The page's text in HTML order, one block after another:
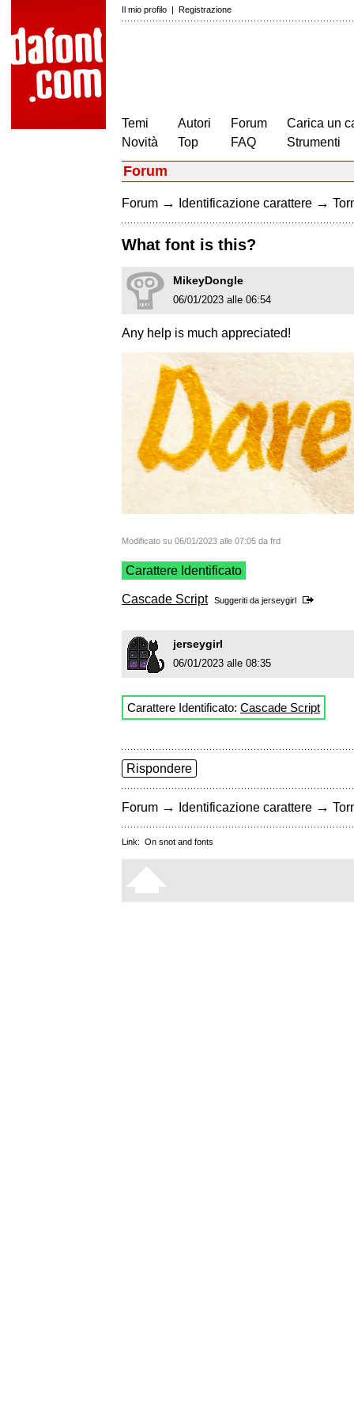
Il mio profilo | Registrazione
Temi
Novità
Autori
Top
Forum
FAQ
Carica un
Strumenti
Forum
Forum → Identificazione carattere →
What font is this?
MikeyDongle
06/01/2023 alle 06:54
Any help is much appreciated!
Modificato su 06/01/2023 alle 07:05 da frd
Carattere Identificato
Cascade Script Suggeriti da jerseygirl
jerseygirl
06/01/2023 alle 08:35
Carattere Identificato: Cascade Script
Rispondere
Forum → Identificazione carattere →
Link: On snot and fonts